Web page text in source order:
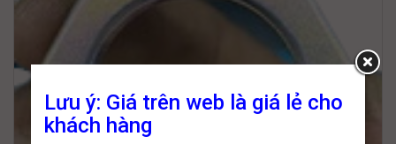
Lưu ý: Giá trên web là giá lẻ cho
khách hàng